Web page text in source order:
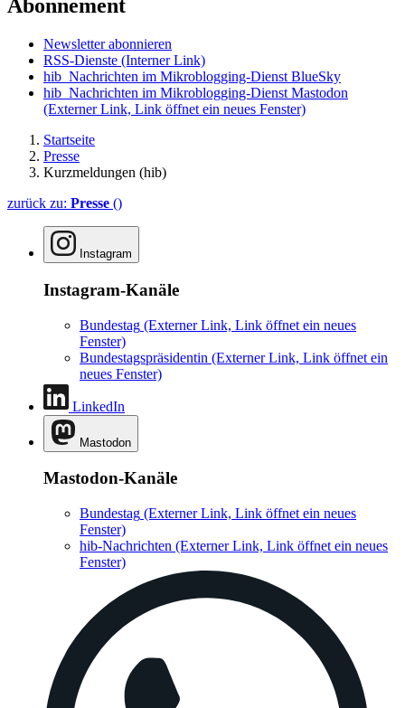
Abonnement
Newsletter abonnieren
RSS-Dienste (Interner Link)
hib_Nachrichten im Mikroblogging-Dienst BlueSky
hib_Nachrichten im Mikroblogging-Dienst Mastodon
(Externer Link, Link öffnet ein neues Fenster)
Startseite
Presse
Kurzmeldungen (hib)
zurück zu: Presse ()
Instagram
Instagram-Kanäle
Bundestag (Externer Link, Link öffnet ein neues
Fenster)
Bundestagspräsidentin (Externer Link, Link öffnet ein
neues Fenster)
LinkedIn
Mastodon
Mastodon-Kanäle
Bundestag (Externer Link, Link öffnet ein neues
Fenster)
hib-Nachrichten (Externer Link, Link öffnet ein neues
Fenster)